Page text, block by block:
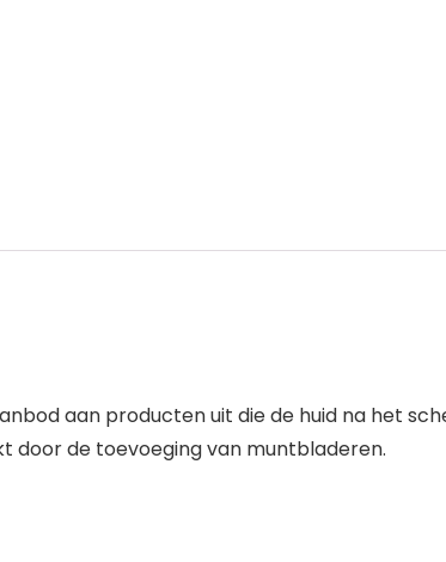
aan producten uit die de huid na het
door de toevoeging van muntbladeren.